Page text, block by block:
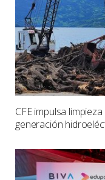
CFE impulsa
generación